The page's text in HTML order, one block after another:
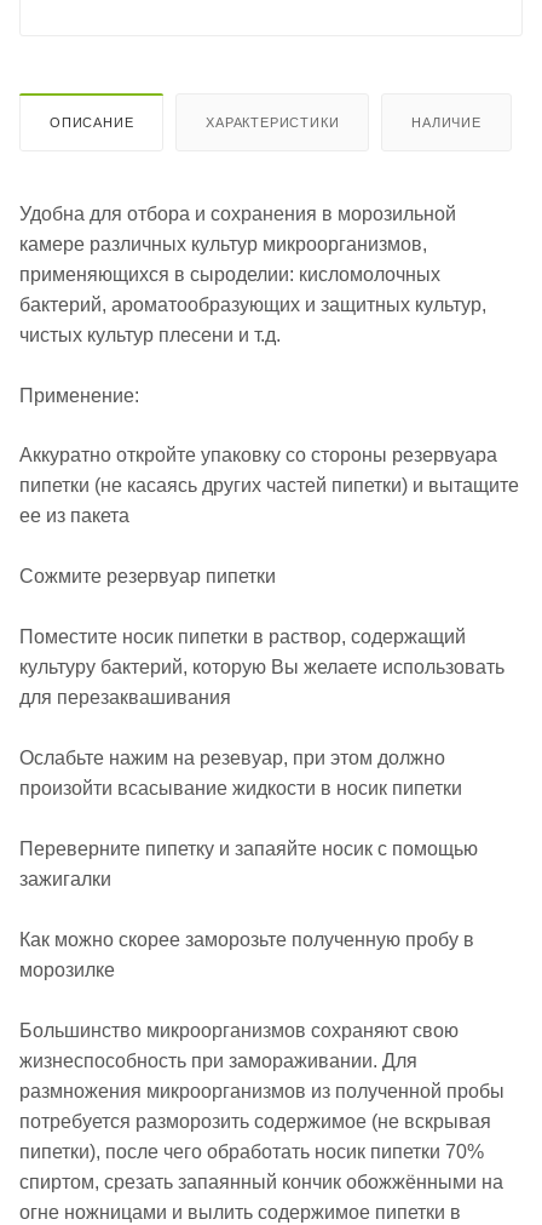
ОПИСАНИЕ ХАРАКТЕРИСТИКИ НАЛИЧИЕ
Удобна для отбора и сохранения в морозильной
камере различных культур микроорганизмов,
применяющихся в сыроделии: кисломолочных
бактерий, ароматообразующих и защитных культур,
чистых культур плесени и т.д.
Применение:
Аккуратно откройте упаковку со стороны резервуара
пипетки (не касаясь других частей пипетки) и вытащите
ее из пакета
Сожмите резервуар пипетки
Поместите носик пипетки в раствор, содержащий
культуру бактерий, которую Вы желаете использовать
для перезаквашивания
Ослабьте нажим на резевуар, при этом должно
произойти всасывание жидкости в носик пипетки
Переверните пипетку и запаяйте носик с помощью
зажигалки
Как можно скорее заморозьте полученную пробу в
морозилке
Большинство микроорганизмов сохраняют свою
жизнеспособность при замораживании. Для
размножения микроорганизмов из полученной пробы
потребуется разморозить содержимое (не вскрывая
пипетки), после чего обработать носик пипетки 70%
спиртом, срезать запаянный кончик обожжёнными на
огне ножницами и вылить содержимое пипетки в